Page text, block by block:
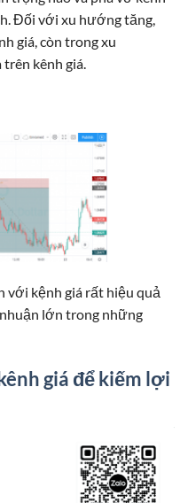
Đối với xu hướng tăng,
giá, còn trong xu
kênh giá.
với kệnh giá rất hiệu quả
lớn trong những
giá để kiếm lợi